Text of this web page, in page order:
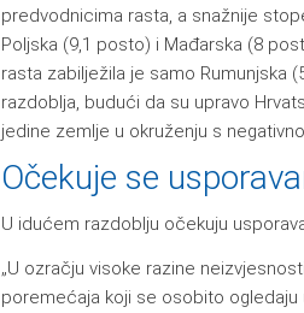
predvodnicima rasta, a snažnije
Poljska (9,1 posto) i Mađarska (8
rasta zabilježila je samo Rumunjska
razdoblja, budući da su upravo
jedine zemlje u okruženju s
Očekuje se
U idućem razdoblju očekuju
„U ozračju visoke razine
poremećaja koji se osobito ogledaju